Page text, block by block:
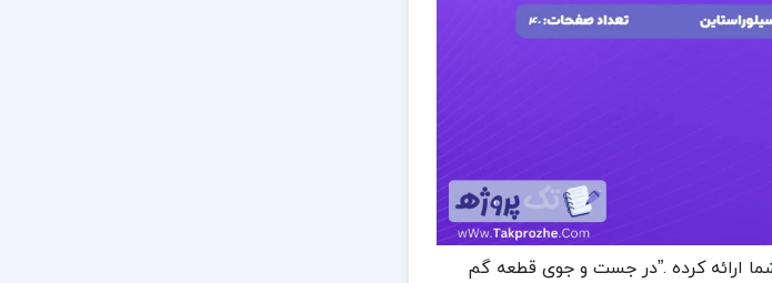
شما ارائه کرده .”در جست و جوی قطعه گم